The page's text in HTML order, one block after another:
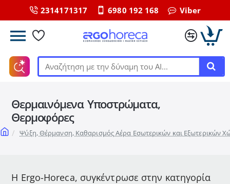
2314171317 6980 192 168 Viber
Αναζήτηση
δύναμη
ΑΙ...
Θερμαινόμενα Υποστρώματα,
Θερμοφόρες
homeΨύξη, Θέρμανση, Καθαρισμός Αέρα Εσωτερικών και Εξωτερικών
Η Ergo-Horeca, συγκέντρωσε στην κατηγορία